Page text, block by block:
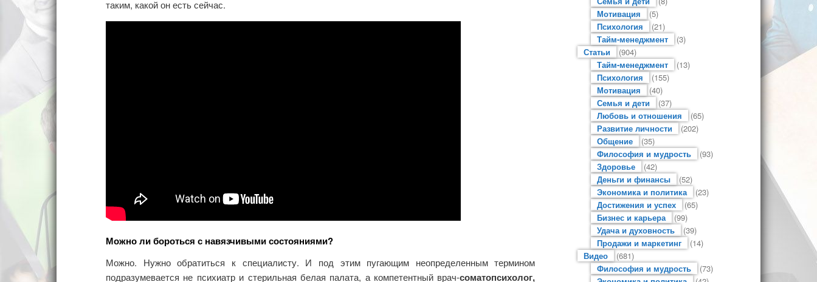
таким, какой он есть сейчас.
Можно ли бороться с навязчивыми состояниями?
Можно. Нужно обратиться к специалисту. И под этим пугающим неопределенным термином
подразумевается не психиатр и стерильная белая палата, а компетентный врач-соматопсихолог,
Мотивация
(5)
Психология
(21)
Тайм-менеджмент
(3)
Статьи
(904)
Тайм-менеджмент
(13)
Психология
(155)
Мотивация
(40)
Семья и дети
(37)
Любовь и отношения
(65)
Развитие личности
(202)
Общение
(35)
Философия и мудрость
(93)
Здоровье
(42)
Деньги и финансы
(52)
Экономика и политика
(23)
Достижения и успех
(65)
Бизнес и карьера
(99)
Удача и духовность
(39)
Продажи и маркетинг
(14)
Видео
(681)
Философия и мудрость
(73)